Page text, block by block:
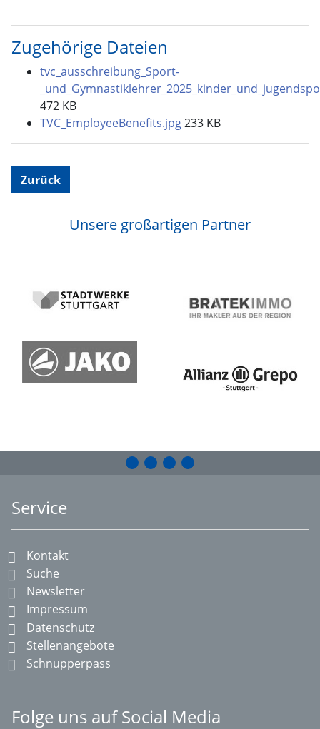
Zugehörige Dateien
tvc_ausschreibung_Sport-
472 KB
TVC_EmployeeBenefits.jpg233 KB
Zurück
Unsere großartigen Partner
Service
Kontakt
Suche
Newsletter
Impressum
Datenschutz
Stellenangebote
Schnupperpass
Folge uns auf Social Media